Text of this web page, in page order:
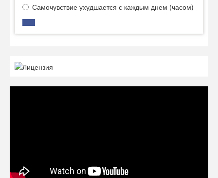
Самочувствие ухудшается с каждым днем (часом)